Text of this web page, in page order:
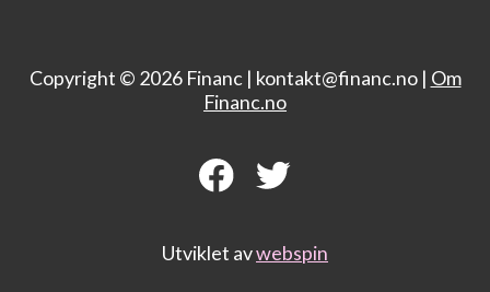
Copyright © 2026 Financ | kontakt@financ.no | Om
Financ.no
Utviklet avwebspin